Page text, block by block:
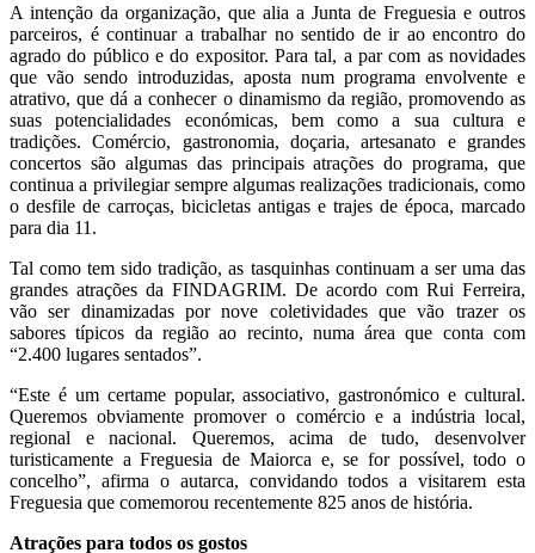
A intenção da organização, que alia a Junta de Freguesia e outros
parceiros, é continuar a trabalhar no sentido de ir ao encontro do
agrado do público e do expositor. Para tal, a par com as novidades
que vão sendo introduzidas, aposta num programa envolvente e
atrativo, que dá a conhecer o dinamismo da região, promovendo as
suas potencialidades económicas, bem como a sua cultura e
tradições. Comércio, gastronomia, doçaria, artesanato e grandes
concertos são algumas das principais atrações do programa, que
continua a privilegiar sempre algumas realizações tradicionais, como
o desfile de carroças, bicicletas antigas e trajes de época, marcado
para dia 11.
Tal como tem sido tradição, as tasquinhas continuam a ser uma das
grandes atrações da FINDAGRIM. De acordo com Rui Ferreira,
vão ser dinamizadas por nove coletividades que vão trazer os
sabores típicos da região ao recinto, numa área que conta com
“2.400 lugares sentados”.
“Este é um certame popular, associativo, gastronómico e cultural.
Queremos obviamente promover o comércio e a indústria local,
regional e nacional. Queremos, acima de tudo, desenvolver
turisticamente a Freguesia de Maiorca e, se for possível, todo o
concelho”, afirma o autarca, convidando todos a visitarem esta
Freguesia que comemorou recentemente 825 anos de história.
Atrações para todos os gostos